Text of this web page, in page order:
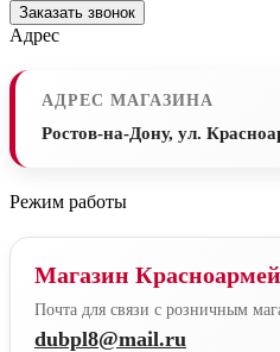
Заказать звонок
Адрес
АДРЕС МАГАЗИНА
Ростов-на-Дону, ул.
Режим работы
Магазин
Почта для связи с розничным
dubpl8@mail.ru